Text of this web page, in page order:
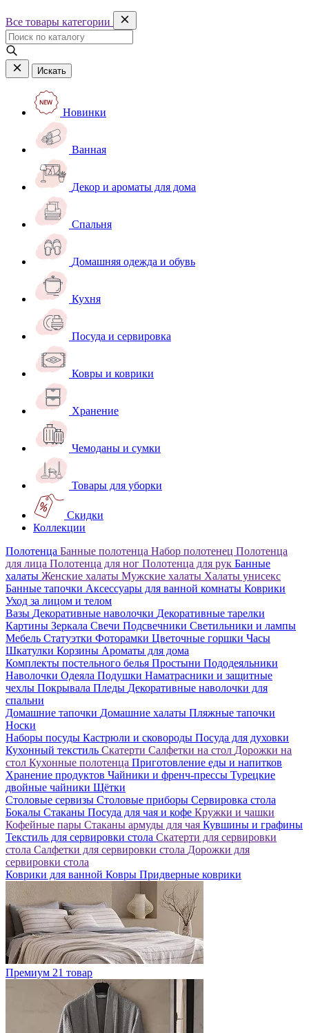
Все товары категории
Искать
Новинки
Ванная
Декор и ароматы для дома
Спальня
Домашняя одежда и обувь
Кухня
Посуда и сервировка
Ковры и коврики
Хранение
Чемоданы и сумки
Товары для уборки
Скидки
Коллекции
Полотенца Банные полотенца Набор полотенец Полотенца
для лица Полотенца для ног Полотенца для рук Банные
халаты Женские халаты Мужские халаты Халаты унисекс
Банные тапочки Аксессуары для ванной комнаты Коврики
Уход за лицом и телом
Вазы Декоративные наволочки Декоративные тарелки
Картины Зеркала Свечи Подсвечники Светильники и лампы
Мебель Статуэтки Фоторамки Цветочные горшки Часы
Шкатулки Корзины Ароматы для дома
Комплекты постельного белья Простыни Пододеяльники
Наволочки Одеяла Подушки Наматрасники и защитные
чехлы Покрывала Пледы Декоративные наволочки для
спальни
Домашние тапочки Домашние халаты Пляжные тапочки
Носки
Наборы посуды Кастрюли и сковороды Посуда для духовки
Кухонный текстиль Скатерти Салфетки на стол Дорожки на
стол Кухонные полотенца Приготовление еды и напитков
Хранение продуктов Чайники и френч-прессы Турецкие
двойные чайники Щётки
Столовые сервизы Столовые приборы Сервировка стола
Бокалы Стаканы Посуда для чая и кофе Кружки и чашки
Кофейные пары Стаканы армуды для чая Кувшины и графины
Текстиль для сервировки стола Скатерти для сервировки
стола Салфетки для сервировки стола Дорожки для
сервировки стола
Коврики для ванной Ковры Придверные коврики
Премиум 21 товар